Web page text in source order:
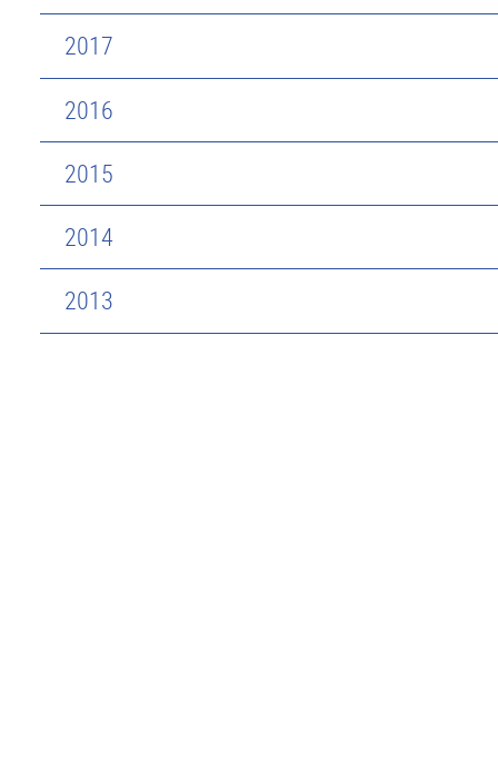
2017
2016
2015
2014
2013